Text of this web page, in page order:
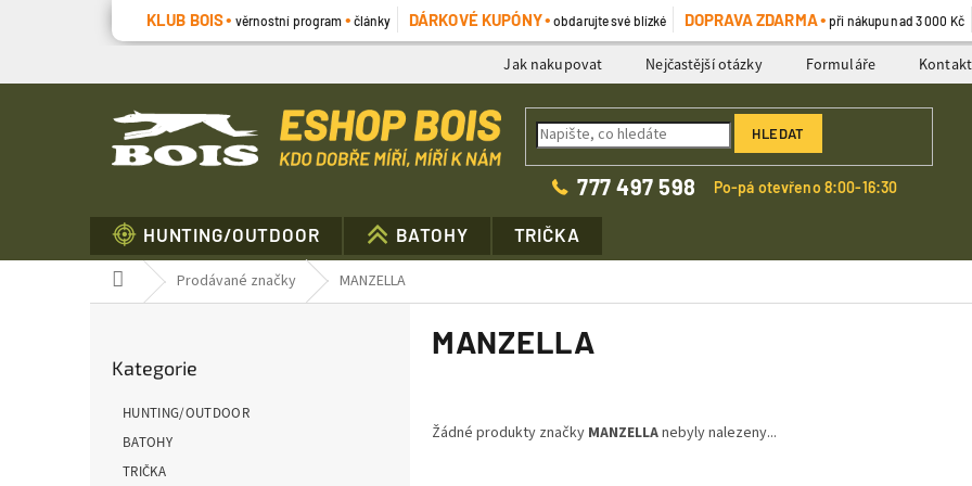
KLUB BOIS věrnostní program články DÁRKOVÉ KUPÓNY obdarujte své blízké DOPRAVA ZDARMA při nákupu nad 3 000 Kč
Jak nakupovat Nejčastější otázky Formuláře
HLEDAT
777 497 598 Po-pá otevřeno 8:00-16:30
HUNTING/OUTDOOR BATOHY TRIČKA
Domů Prodávané značky MANZELLA
kategorie
Kategorie
HUNTING/OUTDOOR
BATOHY
TRIČKA
MANZELLA
Žádné produkty značky MANZELLAnebyly nalezeny...